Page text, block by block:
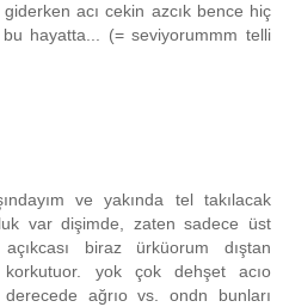
acı cekin azcık bence hiç
hayatta... (= seviyorummm telli
ve yakında tel takılacak
var dişimde, zaten sadece üst
biraz ürküorum dıştan
yok çok dehşet acıo
derecede ağrıo vs. ondn bunları